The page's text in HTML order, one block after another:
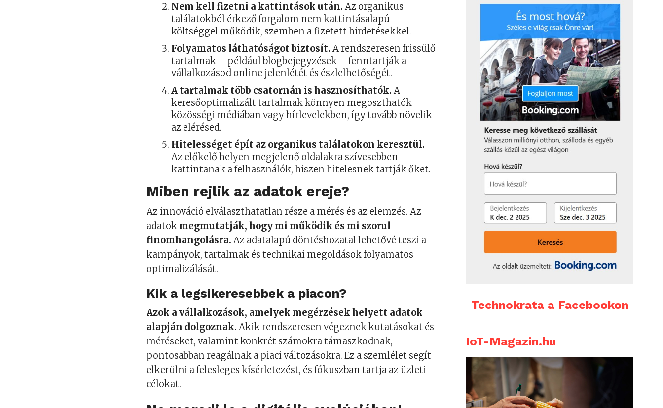
Nem kell fizetni a kattintások után. Az organikus
találatokból érkező forgalom nem kattintásalapú
költséggel működik, szemben a fizetett hirdetésekkel.
Folyamatos láthatóságot biztosít. A rendszeresen frissülő
tartalmak – például blogbejegyzések – fenntartják a
vállalkozásod online jelenlétét és észlelhetőségét.
A tartalmak több csatornán is hasznosíthatók. A
keresőoptimalizált tartalmak könnyen megoszthatók
közösségi médiában vagy hírlevelekben, így tovább növelik
az elérésed.
Hitelességet épít az organikus találatokon keresztül.
Az előkelő helyen megjelenő oldalakra szívesebben
kattintanak a felhasználók, hiszen hitelesnek tartják őket.
Miben rejlik az adatok ereje?
Az innováció elválaszthatatlan része a mérés és az elemzés. Az
adatok megmutatják, hogy mi működik és mi szorul
finomhangolásra. Az adatalapú döntéshozatal lehetővé teszi a
kampányok, tartalmak és technikai megoldások folyamatos
optimalizálását.
Kik a legsikeresebbek a piacon?
Azok a vállalkozások, amelyek megérzések helyett adatok
alapján dolgoznak. Akik rendszeresen végeznek kutatásokat és
méréseket, valamint konkrét számokra támaszkodnak,
pontosabban reagálnak a piaci változásokra. Ez a szemlélet segít
elkerülni a felesleges kísérletezést, és fókuszban tartja az üzleti
célokat.
Technokrata a Facebookon
IoT-Magazin.hu